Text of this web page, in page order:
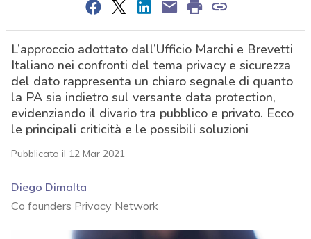
L’approccio adottato dall’Ufficio Marchi e Brevetti
Italiano nei confronti del tema privacy e sicurezza
del dato rappresenta un chiaro segnale di quanto
la PA sia indietro sul versante data protection,
evidenziando il divario tra pubblico e privato. Ecco
le principali criticità e le possibili soluzioni
Pubblicato il 12 Mar 2021
Diego Dimalta
Co founders Privacy Network